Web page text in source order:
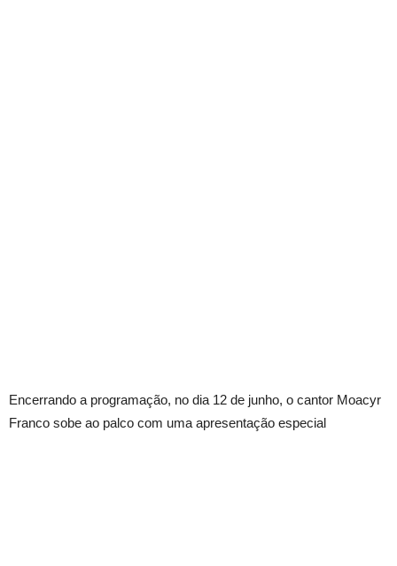
Encerrando a programação, no dia 12 de junho, o cantor Moacyr
Franco sobe ao palco com uma apresentação especial